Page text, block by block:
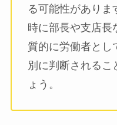
る可能性がありま
時に部長や支店長
質的に労働者とし
別に判断されるこ
ょう。